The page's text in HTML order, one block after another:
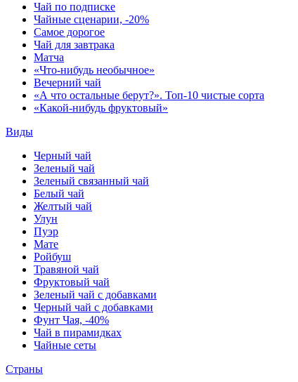
Чай по подписке
Чайные сценарии, -20%
Самое дорогое
Чай для завтрака
Матча
«Что-нибудь необычное»
Вечерний чай
«А что остальные берут?». Топ-10 чистые сорта
«Какой-нибудь фруктовый»
Виды
Черный чай
Зеленый чай
Зеленый связанный чай
Белый чай
Желтый чай
Улун
Пуэр
Мате
Ройбуш
Травяной чай
Фруктовый чай
Зеленый чай с добавками
Черный чай с добавками
Фунт Чая, -40%
Чай в пирамидках
Чайные сеты
Страны